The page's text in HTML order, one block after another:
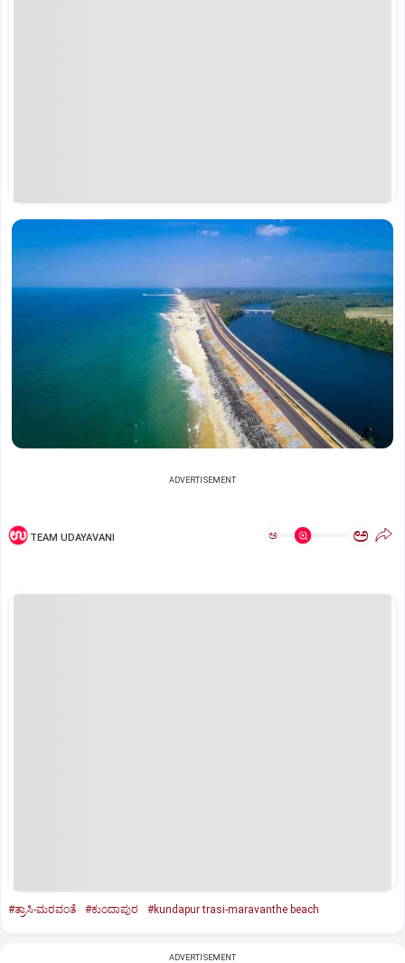
ADVERTISEMENT
TEAM UDAYAVANI ಅ ಅ
#ತ್ರಾಸಿ-ಮರವಂತೆ #ಕುಂದಾಪುರ #kundapur trasi-maravanthe beach
ADVERTISEMENT